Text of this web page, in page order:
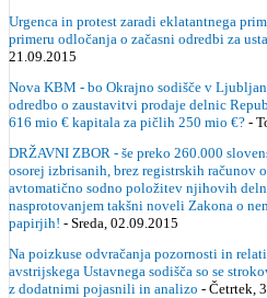
Urgenca in protest zaradi eklatantnega
primeru odločanja o začasni odredbi za
21.09.2015
Nova KBM - bo Okrajno sodišče v
odredbo o zaustavitvi prodaje delnic
616 mio € kapitala za pičlih 250 mio €? -
DRŽAVNI ZBOR - še preko 260.000
osorej izbrisanih, brez registrskih računov
avtomatično sodno položitev njihovih
nasprotovanjem takšni noveli Zakona o
papirjih! - Sreda, 02.09.2015
Na poizkuse odvračanja pozornosti in
avstrijskega Ustavnega sodišča so se
z dodatnimi pojasnili in analizo - Četrtek,